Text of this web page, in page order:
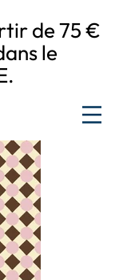
de 75 €
le